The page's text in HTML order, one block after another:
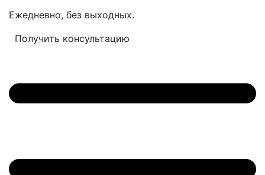
Ежедневно, без выходных.
Получить консультацию